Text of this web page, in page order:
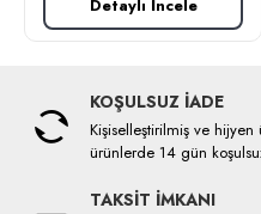
Detaylı İncele
KOŞULSUZ İADE
Kişiselleştirilmiş ve hijyen
ürünlerde 14 gün
TAKSİT İMKANI